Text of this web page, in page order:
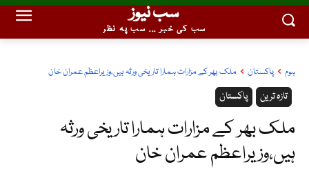
سب نیوز
سب کی خبر ... سب پہ نظر
ہوم پاکستان ملک بھر کے مزارات ہمارا تاریخی ورثہ ہیں،وزیراعظم عمران خان
پاکستان تازہ ترین
ملک بھر کے مزارات ہمارا تاریخی ورثہ
ہیں،وزیراعظم عمران خان